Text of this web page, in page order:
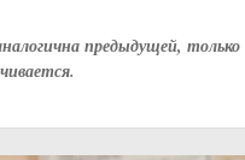
предыдущей, только